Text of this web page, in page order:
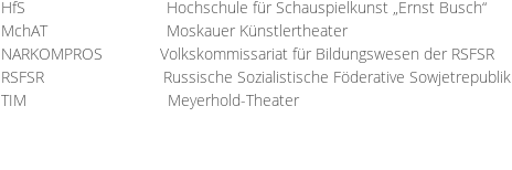
HfS
Hochschule für Schauspielkunst „Ernst Busch“
MchAT
Moskauer Künstlertheater
NARKOMPROS
Volkskommissariat für Bildungswesen der RSFSR
RSFSR
Russische Sozialistische Föderative Sowjetrepublik
TIM Meyerhold-Theater